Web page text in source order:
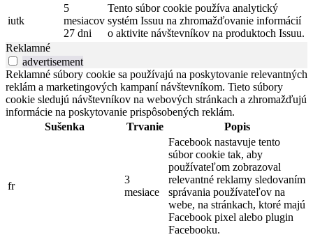
iutk
5
mesiacov
27 dni
Tento súbor cookie používa analytický
systém Issuu na zhromažďovanie informácií
o aktivite návštevníkov na produktoch Issuu.
Reklamné
advertisement
Reklamné súbory cookie sa používajú na poskytovanie relevantných
reklám a marketingových kampaní návštevníkom. Tieto súbory
cookie sledujú návštevníkov na webových stránkach a zhromažďujú
informácie na poskytovanie prispôsobených reklám.
Sušenka
Trvanie Popis
fr
3
mesiace
Facebook nastavuje tento
súbor cookie tak, aby
používateľom zobrazoval
relevantné reklamy sledovaním
správania používateľov na
webe, na stránkach, ktoré majú
Facebook pixel alebo plugin
Facebooku.